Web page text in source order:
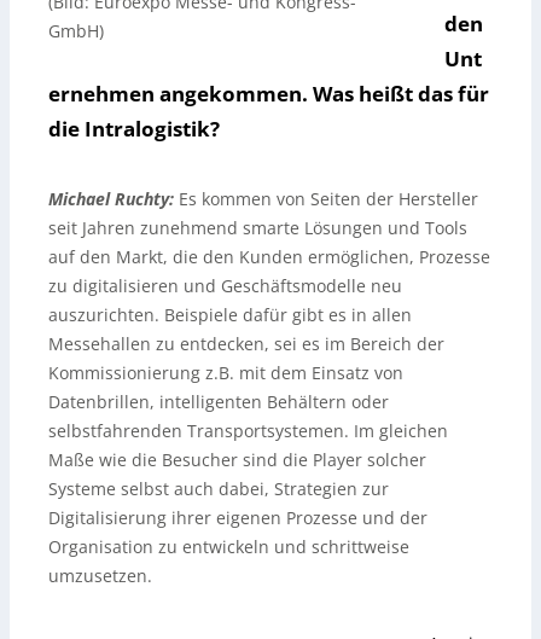
GmbH)
den
Unt
ernehmen angekommen. Was heißt das für
die Intralogistik?
Michael Ruchty: Es kommen von Seiten der Hersteller
seit Jahren zunehmend smarte Lösungen und Tools
auf den Markt, die den Kunden ermöglichen, Prozesse
zu digitalisieren und Geschäftsmodelle neu
auszurichten. Beispiele dafür gibt es in allen
Messehallen zu entdecken, sei es im Bereich der
Kommissionierung z.B. mit dem Einsatz von
Datenbrillen, intelligenten Behältern oder
selbstfahrenden Transportsystemen. Im gleichen
Maße wie die Besucher sind die Player solcher
Systeme selbst auch dabei, Strategien zur
Digitalisierung ihrer eigenen Prozesse und der
Organisation zu entwickeln und schrittweise
umzusetzen.